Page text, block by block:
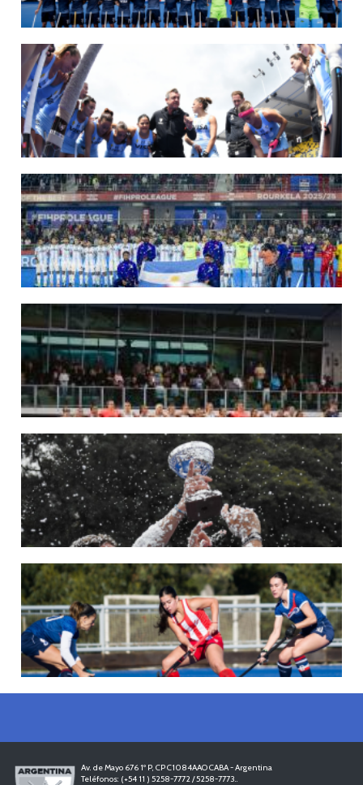
Del 15 al 30 de agosto, el seleccionado argentino masculino de hockey disputará
la Copa del Mundo en Países Bajos y Bélgica. El debut será ante Japón.
14/07/2026
MUNDIAL 2026: LOS LEONES CONVOCADOS POR LUCAS REY
Del 15 al 30 de agosto disputarán el Mundial en Países Bajos y Bélgica.
LEER MÁS
09/07/2026
MUNDIAL 2026: LAS LEONAS CONVOCADAS POR FERNANDO F...
Del 15 al 30 de agosto disputarán el Mundial 2026 en Países Bajos y Bélgica.
LEER MÁS
29/05/2026
LOS LEONES CONVOCADOS PARA LA VENTANA EUROPEA DE P...
En junio, el seleccionado nacional disputará las últimas dos ventanas de Pro
League 2025-26 en Inglaterra y Alemania.
LEER MÁS
22/05/2026
LAS LEONAS CONVOCADAS PARA LA VENTANA EUROPEA DE P...
En junio, el seleccionado nacional disputará las últimas dos ventanas de Pro
League 2025-26 en Bélgica e Inglaterra.
18/05/2026
SE DEFINIERON LOS CAMPEONES DE LA PRIMERA FASE DE ...
Del 13 al 17 de mayo se llevó a cabo el torneo que reúne a los mejores clubes del
país.
LEER MÁS
13/05/2026
todo el territorio nacional
Av. de Mayo 676 1º P, CP C1084AAO CABA - Argentina
Teléfonos: (+54 11 ) 5258-7772 / 5258-7773..